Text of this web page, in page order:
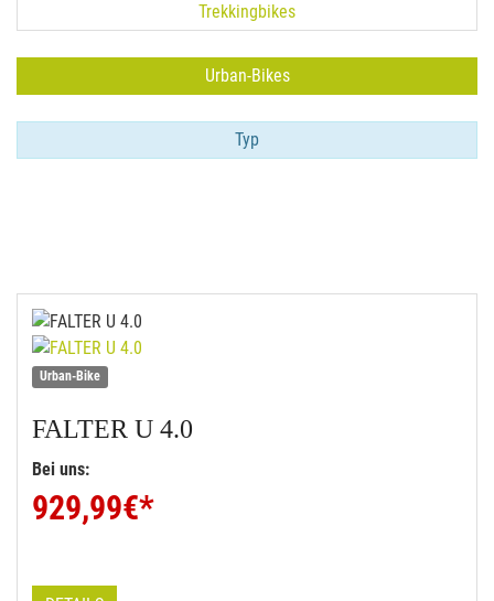
Trekkingbikes
Urban-Bikes
Typ
Urban-Bike
FALTER U 4.0
Bei uns:
929,99€*